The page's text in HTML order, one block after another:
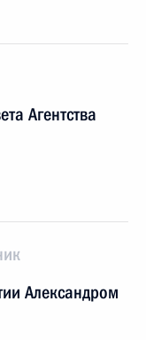
Агентства
Александром